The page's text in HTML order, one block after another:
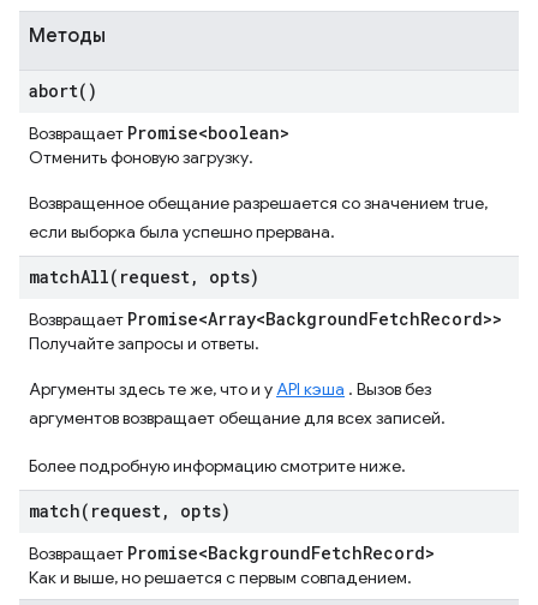
Методы
abort( )
Возвращает Promise<boolean>
Отменить фоновую загрузку.
Возвращенное обещание разрешается со значением true,
если выборка была успешно прервана.
matchAll( request, opts)
Возвращает Promise<Array<BackgroundFetchRecord>>
Получайте запросы и ответы.
Аргументы здесь те же, что и уAPI кэша . Вызов без
аргументов возвращает обещание для всех записей.
Более подробную информацию смотрите ниже.
match( request, opts)
Возвращает Promise<BackgroundFetchRecord>
Как и выше, но решается с первым совпадением.